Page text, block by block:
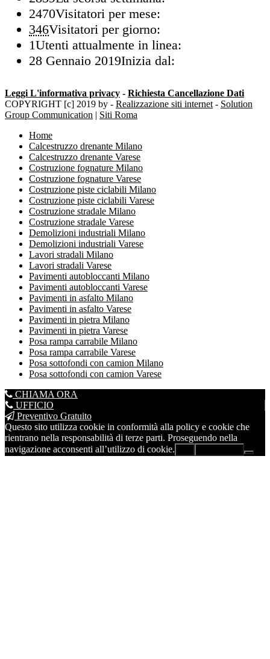
2470Visitatori per mese:
346Visitatori per giorno:
1Utenti attualmente in linea:
28 Gennaio 2019Inizia dal:
Leggi L'informativa privacy - Richiesta Cancellazione Dati
COPYRIGHT [c] 2019 by - Realizzazione siti internet - Solution
Group Communication | Siti Roma
Home
Calcestruzzo drenante Milano
Calcestruzzo drenante Varese
Costruzione fognature Milano
Costruzione fognature Varese
Costruzione piste ciclabili Milano
Costruzione piste ciclabili Varese
Costruzione stradale Milano
Costruzione stradale Varese
Demolizioni industriali Milano
Demolizioni industriali Varese
Lavori stradali Milano
Lavori stradali Varese
Pavimenti autobloccanti Milano
Pavimenti autobloccanti Varese
Pavimenti in asfalto Milano
Pavimenti in asfalto Varese
Pavimenti in pietra Milano
Pavimenti in pietra Varese
Posa rampa carrabile Milano
Posa rampa carrabile Varese
Posa sottofondi con camion Milano
Posa sottofondi con camion Varese
CHIAMA ORA
UFFICIO
Preventivo Gratuito
Questo sito utilizza cookie in conformità alla policy e cookie che
rientrano nella responsabilità di terze parti. Proseguendo nella
navigazione acconsenti all’utilizzo di cookie.